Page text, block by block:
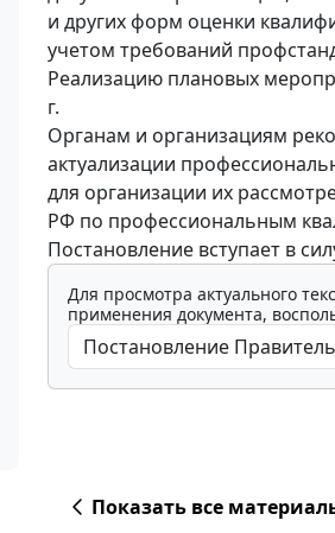
и других форм оценки
учетом требований
Реализацию плановых
г.
Органам и организациям
актуализации
для организации их
РФ по профессиональным
Постановление вступает в
Для просмотра актуального
применения документа,
Показать все